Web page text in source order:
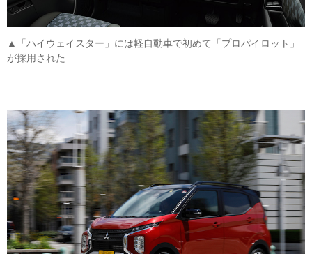
▲「ハイウェイスター」には軽自動車で初めて「プロパイロット」
が採用された